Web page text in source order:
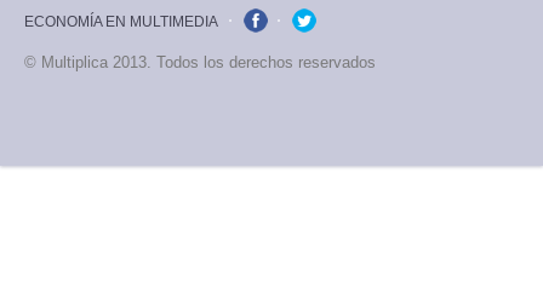
ECONOMÍA EN MULTIMEDIA
© Multiplica 2013. Todos los derechos reservados